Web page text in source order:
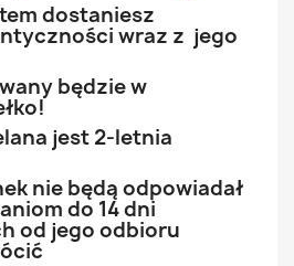
dostaniesz
wraz z jego
będzie w
jest 2-letnia
nie będą odpowiadał
do 14 dni
od jego odbioru